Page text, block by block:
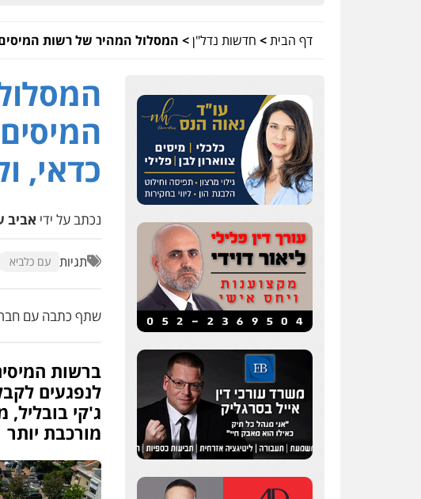
דף הבית> חדשות נדל"ן> המסלול המהיר של רשות
כדאי,
נכתב על ידי אביב
תגיות עם כלביא
שתף כתבה עם
ברשות
לנפגעים
ג'קי
מורכבת יותר